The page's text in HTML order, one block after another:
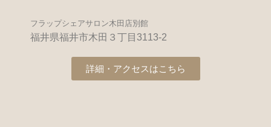
フラップシェアサロン木田店別館
福井県福井市木田３丁目3113-2
詳細・アクセスはこちら